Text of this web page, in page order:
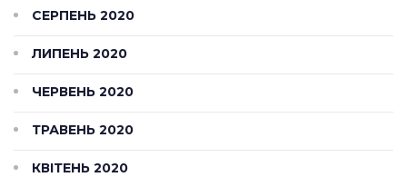
СЕРПЕНЬ 2020
ЛИПЕНЬ 2020
ЧЕРВЕНЬ 2020
ТРАВЕНЬ 2020
КВІТЕНЬ 2020